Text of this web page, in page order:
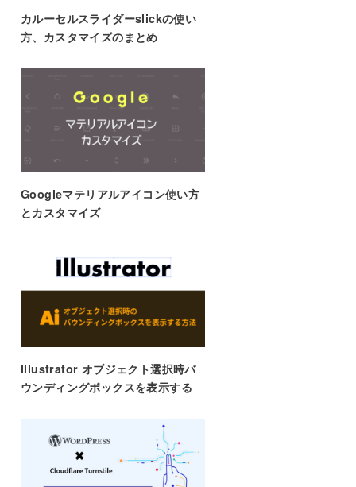
カルーセルスライダーslickの使い
方、カスタマイズのまとめ
Googleマテリアルアイコン使い方
とカスタマイズ
lllustrator オブジェクト選択時バ
ウンディングボックスを表示する